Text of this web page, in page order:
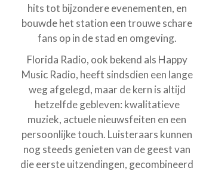
hits tot bijzondere evenementen, en
bouwde het station een trouwe schare
fans op in de stad en omgeving.
Florida Radio, ook bekend als Happy
Music Radio, heeft sindsdien een lange
weg afgelegd, maar de kern is altijd
hetzelfde gebleven: kwalitatieve
muziek, actuele nieuwsfeiten en een
persoonlijke touch. Luisteraars kunnen
nog steeds genieten van de geest van
die eerste uitzendingen, gecombineerd